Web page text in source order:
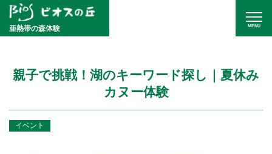
亜熱帯の森体験 MENU
親子で挑戦！湖のキーワード探し｜夏休み
カヌー体験
イベント